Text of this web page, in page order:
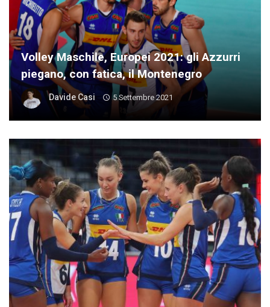
Volley Maschile, Europei 2021: gli Azzurri
piegano, con fatica, il Montenegro
Davide Casi 5 Settembre 2021